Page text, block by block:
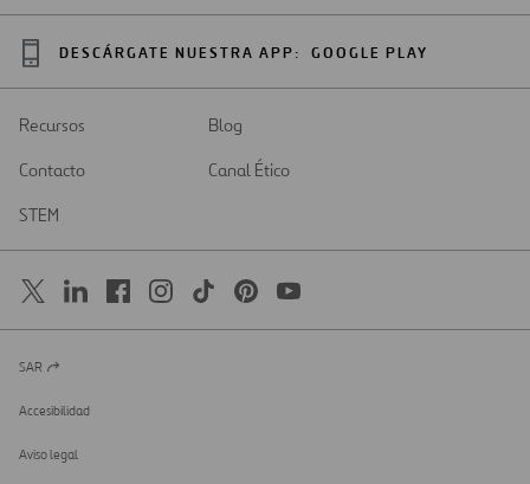
DESCÁRGATE NUESTRA APP: GOOGLE PLAY
Recursos
Blog
Contacto
Canal Ético
STEM
Abrir
una
nueva
SAR
Accesibilidad
Aviso legal